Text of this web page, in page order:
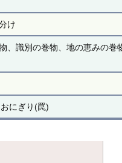
け
識別の巻物、地の恵みの巻
にぎり(罠)